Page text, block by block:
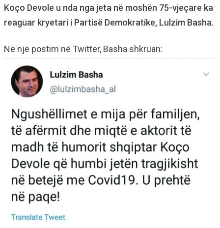
Koço Devole u nda nga jeta në moshën 75-vjeçare ka
reaguar kryetari i Partisë Demokratike, Lulzim Basha.
Në një postim në Twitter, Basha shkruan: